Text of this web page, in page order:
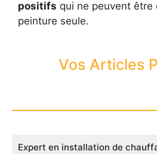
positifs qui ne peuvent être
peinture seule.
Vos Articles
Expert en installation de